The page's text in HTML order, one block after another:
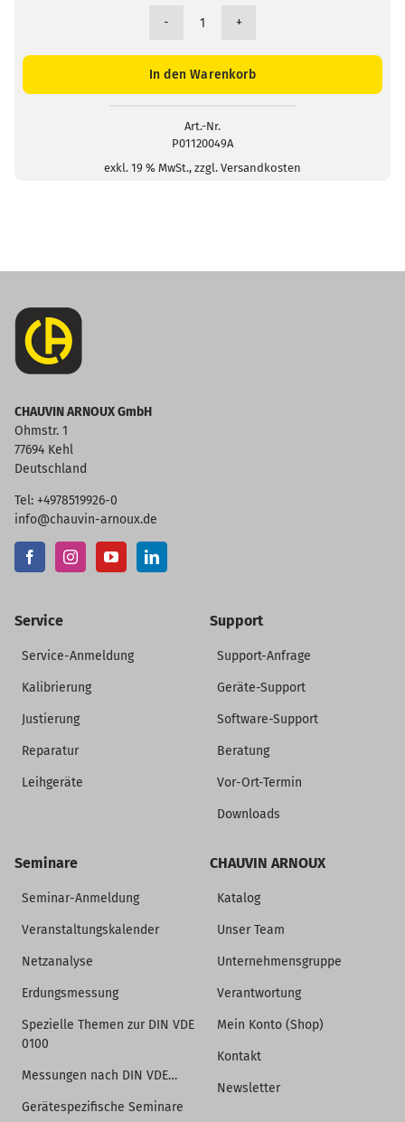
Zange
LDA
In den Warenkorb
Art.-Nr.
P01120049A
exkl. 19 % MwSt., zzgl. Versandkosten
CHAUVIN ARNOUX GmbH
Ohmstr. 1
77694 Kehl
Deutschland
Tel: +4978519926-0
info@chauvin-arnoux.de
Service
Service-Anmeldung
Kalibrierung
Justierung
Reparatur
Leihgeräte
Support
Support-Anfrage
Geräte-Support
Software-Support
Beratung
Vor-Ort-Termin
Downloads
Seminare
Seminar-Anmeldung
Veranstaltungskalender
Netzanalyse
Erdungsmessung
Spezielle Themen zur DIN VDE
0100
Messungen nach DIN VDE…
Gerätespezifische Seminare
CHAUVIN ARNOUX
Katalog
Unser Team
Unternehmensgruppe
Verantwortung
Mein Konto (Shop)
Kontakt
Newsletter